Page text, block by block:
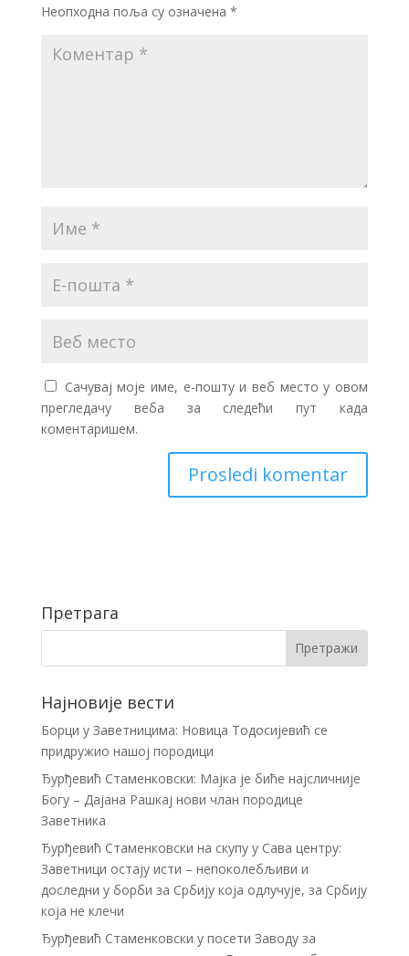
Неопходна поља су означена *
Сачувај моје име, е-пошту и веб место у овом
прегледачу веба за следећи пут када
коментаришем.
Претрага
Најновије вести
Борци у Заветницима: Новица Тодосијевић се
придружио нашој породици
Ђурђевић Стаменковски: Мајка је биће најсличније
Богу – Дајана Рашкај нови члан породице
Заветника
Ђурђевић Стаменковски на скупу у Сава центру:
Заветници остају исти – непоколебљиви и
доследни у борби за Србију која одлучује, за Србију
која не клечи
Ђурђевић Стаменковски у посети Заводу за